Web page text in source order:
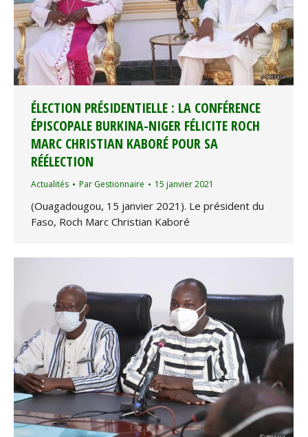
ÉLECTION PRÉSIDENTIELLE : LA CONFÉRENCE
ÉPISCOPALE BURKINA-NIGER FÉLICITE ROCH
MARC CHRISTIAN KABORÉ POUR SA
RÉÉLECTION
Actualités Par Gestionnaire 15 janvier 2021
(Ouagadougou, 15 janvier 2021). Le président du
Faso, Roch Marc Christian Kaboré